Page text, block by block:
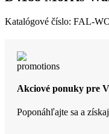
Katalógové číslo: FAL-
Akciové ponuky pre
Poponáhľajte sa a